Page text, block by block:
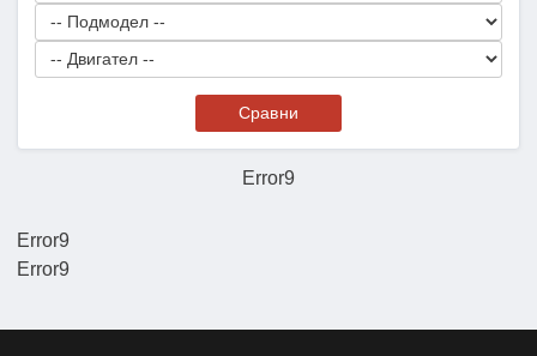
Error9
Сравни
Error9
Error9